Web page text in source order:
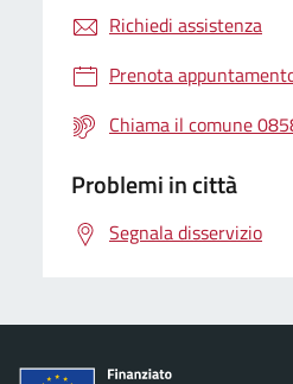
Richiedi assistenza
Prenota
Chiama il comune
Problemi in città
Segnala disservizio